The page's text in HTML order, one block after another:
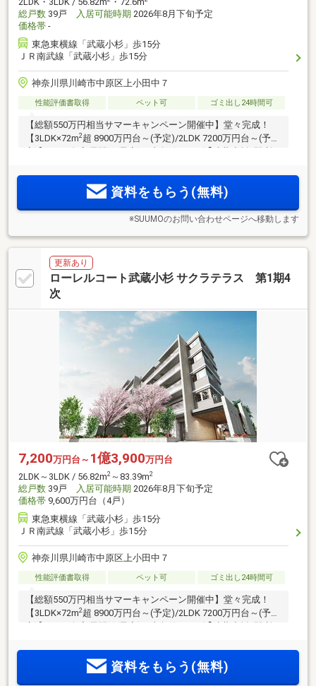
総戸数 39戸 入居可能時期 2026年8月下旬予定
価格帯 -
東急東横線「武蔵小杉」歩15分
ＪＲ南武線「武蔵小杉」歩15分
神奈川県川崎市中原区上小田中７
性能評価書取得 ペット可 ゴミ出し24時間可
【総額550万円相当サマーキャンペーン開催中】堂々完成！
【3LDK×72m2超 8900万円台～(予定)/2LDK 7200万円台～(予
72m2超の3LDKを中心とした｢ゆとり｣を求める方へお贈りする
私邸。ご来場予約受付中資料をもらう(無料)
※SUUMOのお問い合わせページへ移動します
更新あり
ローレルコート武蔵小杉 サクラテラス 第1期4
次
7,200万円台～ 1億3,900万円台
2LDK～3LDK / 56.82m2 ～83.39m2
総戸数 39戸 入居可能時期 2026年8月下旬予定
価格帯 9,600万円台（4戸）
東急東横線「武蔵小杉」歩15分
ＪＲ南武線「武蔵小杉」歩15分
神奈川県川崎市中原区上小田中７
性能評価書取得 ペット可 ゴミ出し24時間可
【総額550万円相当サマーキャンペーン開催中】堂々完成！
【3LDK×72m2超 8900万円台～(予定)/2LDK 7200万円台～(予
72m2超の3LDKを中心とした｢ゆとり｣を求める方へお贈りする
私邸。ご来場予約受付中資料をもらう(無料)